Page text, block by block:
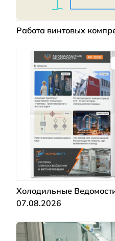
Работа винтовых
Холодильные
07.08.2026